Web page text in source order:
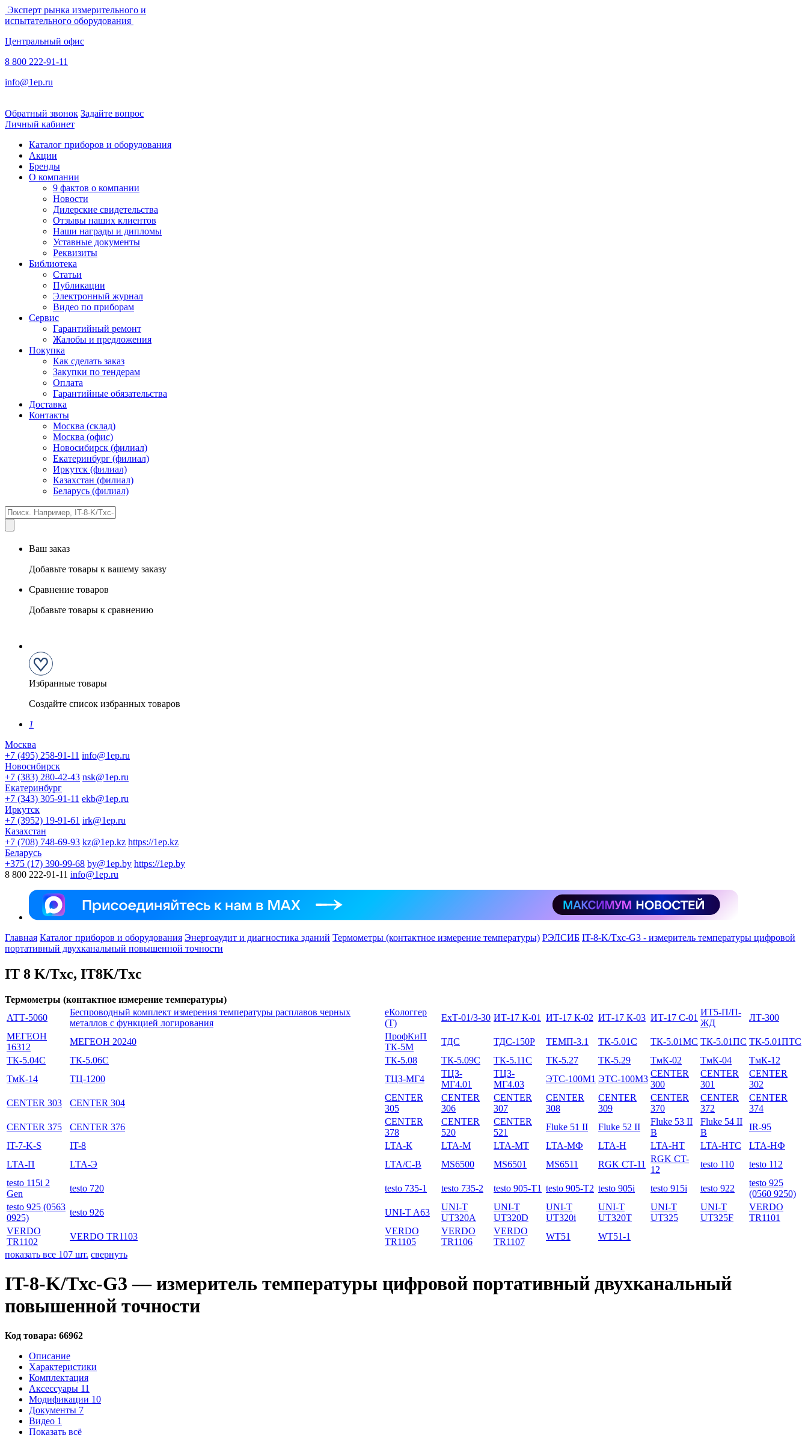
Эксперт рынка измерительного и
испытательного оборудования
Центральный офис
8 800 222-91-11
info@1ep.ru
Обратный звонок Задайте вопрос
Личный кабинет
Каталог приборов и оборудования
Акции
Бренды
О компании
9 фактов о компании
Новости
Дилерские свидетельства
Отзывы наших клиентов
Наши награды и дипломы
Уставные документы
Реквизиты
Библиотека
Статьи
Публикации
Электронный журнал
Видео по приборам
Сервис
Гарантийный ремонт
Жалобы и предложения
Покупка
Как сделать заказ
Закупки по тендерам
Оплата
Гарантийные обязательства
Доставка
Контакты
Москва (склад)
Москва (офис)
Новосибирск (филиал)
Екатеринбург (филиал)
Иркутск (филиал)
Казахстан (филиал)
Беларусь (филиал)
Ваш заказ
Добавьте товары к вашему заказу
Сравнение товаров
Добавьте товары к сравнению
Избранные товары
Создайте список избранных товаров
1
Москва
+7 (495) 258-91-11 info@1ep.ru
Новосибирск
+7 (383) 280-42-43 nsk@1ep.ru
Екатеринбург
+7 (343) 305-91-11 ekb@1ep.ru
Иркутск
+7 (3952) 19-91-61 irk@1ep.ru
Казахстан
+7 (708) 748-69-93 kz@1ep.kz https://1ep.kz
Беларусь
+375 (17) 390-99-68 by@1ep.by https://1ep.by
8 800 222-91-11 info@1ep.ru
Главная Каталог приборов и оборудования Энергоаудит и диагностика зданий Термометры (контактное измерение температуры) РЭЛСИБ IT-8-K/Tхс-G3 - измеритель температуры цифровой
портативный двухканальный повышенной точности
IT 8 K/Tхc, IT8K/Tхc
Термометры (контактное измерение температуры)
АТТ-5060
Беспроводный комплект измерения температуры расплавов черных
металлов с функцией логирования
еКологгер
(Т)
ЕхТ-01/3-30 ИТ-17 К-01 ИТ-17 К-02 ИТ-17 К-03 ИТ-17 С-01
ИТ5-П/П-
ЖД
ЛТ-300
МЕГЕОН
16312
МЕГЕОН 20240
ПрофКиП
ТК-5М
ТДС ТДС-150Р ТЕМП-3.1 ТК-5.01C ТК-5.01МC ТК-5.01ПC ТК-5.01ПТС
ТК-5.04C
ТК-5.06C ТК-5.08 ТК-5.09C ТК-5.11C ТК-5.27 ТК-5.29 ТмК-02 ТмК-04
ТмК-12
ТмК-14
ТЦ-1200 ТЦЗ-МГ4
ТЦЗ-
МГ4.01
ТЦЗ-
МГ4.03
ЭТС-100М1 ЭТС-100М3
CENTER
300
CENTER
301
CENTER
302
CENTER 303
CENTER 304
CENTER
305
CENTER
306
CENTER
307
CENTER
308
CENTER
309
CENTER
370
CENTER
372
CENTER
374
CENTER 375
CENTER 376
CENTER
378
CENTER
520
CENTER
521
Fluke 51 II Fluke 52 II
Fluke 53 II
B
Fluke 54 II
B
IR-95
IT-7-K-S
IT-8 LTA-К LTA-М LTA-МТ LTA-МФ LTA-Н LTA-НТ LTA-НТС
LTA-НФ
LTA-П
LTA-Э LTA/С-В MS6500 MS6501 MS6511 RGK CT-11
RGK CT-
12
testo 110
testo 112
testo 115i 2
Gen
testo 720 testo 735-1 testo 735-2 testo 905-T1 testo 905-T2 testo 905i testo 915i testo 922
testo 925
(0560 9250)
testo 925 (0563
0925)
testo 926 UNI-T A63
UNI-T
UT320A
UNI-T
UT320D
UNI-T
UT320i
UNI-T
UT320T
UNI-T
UT325
UNI-T
UT325F
VERDO
TR1101
VERDO
TR1102
VERDO TR1103
VERDO
TR1105
VERDO
TR1106
VERDO
TR1107
WT51
WT51-1
показать все 107 шт. свернуть
IT-8-K/Tхс-G3 — измеритель температуры цифровой портативный двухканальный
повышенной точности
Код товара: 66962
Описание
Характеристики
Комплектация
Аксессуары 11
Модификации 10
Документы 7
Видео 1
Показать всё